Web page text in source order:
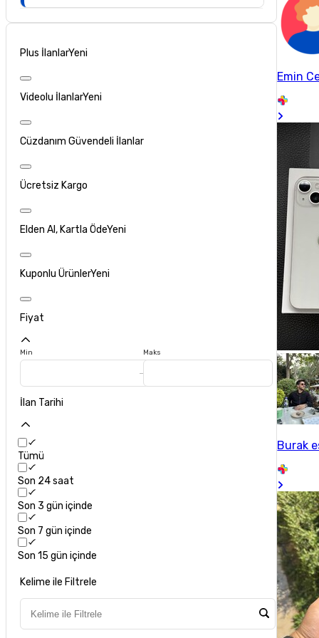
Plus İlanlarYeni
Videolu İlanlarYeni
Cüzdanım Güvendeli İlanlar
Ücretsiz Kargo
Elden Al, Kartla ÖdeYeni
Kuponlu ÜrünlerYeni
Fiyat
Min Maks
İlan Tarihi
Tümü
Son 24 saat
Son 3 gün içinde
Son 7 gün içinde
Son 15 gün içinde
Kelime ile Filtrele
Emin
Burak